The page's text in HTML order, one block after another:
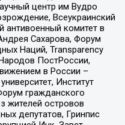
центр им Вудро
Всеукраинский
антивоенный комитет в
Сахарова, Форум
Наций, Transparеncy
ПостРоссии,
в России –
Институт
гражданского
жителей островов
депутатов, Гринпис